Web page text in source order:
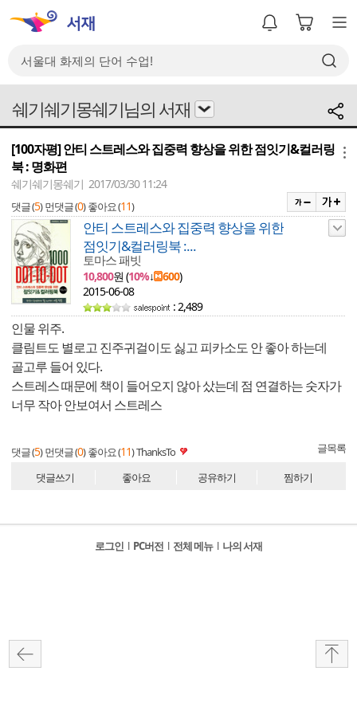
쉐기쉐기몽쉐기님의 서재
[100자평] 안티 스트레스와 집중력 향상을 위한 점잇기&컬러링
북 : 명화편
쉐기쉐기몽쉐기 2017/03/30 11:24
댓글 (5) 먼댓글 (0) 좋아요 (11)
안티 스트레스와 집중력 향상을 위한
점잇기&컬러링북 :...
토마스 패빗
10,800원 (10%↓ 600)
2015-06-08
: 2,489
인물 위주.
클림트도 별로고 진주귀걸이도 싫고 피카소도 안 좋아 하는데
골고루 들어 있다.
스트레스 때문에 책이 들어오지 않아 샀는데 점 연결하는 숫자가
너무 작아 안보여서 스트레스
댓글 (5) 먼댓글 (0) 좋아요 (11)ThanksTo 글목록
댓글쓰기 좋아요 공유하기 찜하기
로그인 l PC버전 l 전체 메뉴 l 나의 서재